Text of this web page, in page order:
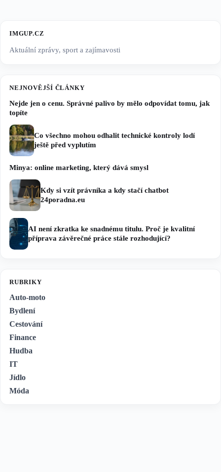
IMGUP.CZ
Aktuální zprávy, sport a zajímavosti
NEJNOVĚJŠÍ ČLÁNKY
Nejde jen o cenu. Správné palivo by mělo odpovídat tomu, jak
topíte
Co všechno mohou odhalit technické kontroly lodí
ještě před vyplutím
Minya: online marketing, který dává smysl
Kdy si vzít právníka a kdy stačí chatbot
24poradna.eu
AI není zkratka ke snadnému titulu. Proč je kvalitní
příprava závěrečné práce stále rozhodující?
RUBRIKY
Auto-moto
Bydlení
Cestování
Finance
Hudba
IT
Jídlo
Móda